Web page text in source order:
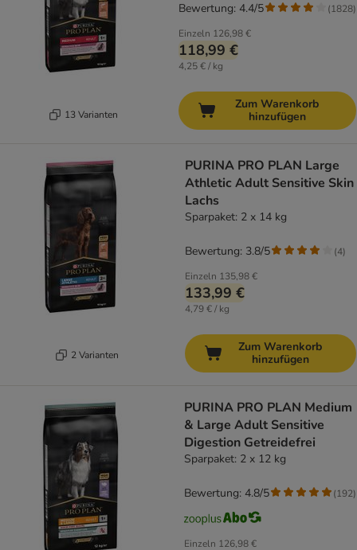
13 Varianten
Einzeln 126,98 €
118,99 €
4,25 € / kg
Bewertung: 4.4/5 (1828)
Zum Warenkorb
hinzufügen
2 Varianten
PURINA PRO PLAN Large
Athletic Adult Sensitive Skin
Lachs
Sparpaket: 2 x 14 kg
Einzeln 135,98 €
133,99 €
4,79 € / kg
Bewertung: 3.8/5 (4)
Zum Warenkorb
hinzufügen
PURINA PRO PLAN Medium
& Large Adult Sensitive
Digestion Getreidefrei
Sparpaket: 2 x 12 kg
Einzeln 126,98 €
Bewertung: 4.8/5 (192)